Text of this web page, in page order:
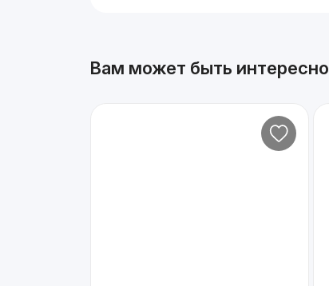
Вам может быть интересно